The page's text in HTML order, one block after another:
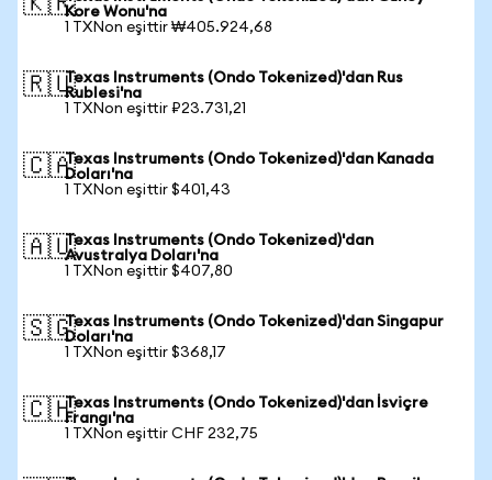
Kore Wonu'na
1 TXNon eşittir ₩405.924,68
🇷🇺Texas Instruments (Ondo Tokenized)'dan Rus
Rublesi'na
1 TXNon eşittir ₽23.731,21
🇨🇦Texas Instruments (Ondo Tokenized)'dan Kanada
Doları'na
1 TXNon eşittir $401,43
🇦🇺Texas Instruments (Ondo Tokenized)'dan
Avustralya Doları'na
1 TXNon eşittir $407,80
🇸🇬Texas Instruments (Ondo Tokenized)'dan Singapur
Doları'na
1 TXNon eşittir $368,17
🇨🇭Texas Instruments (Ondo Tokenized)'dan İsviçre
Frangı'na
1 TXNon eşittir CHF 232,75